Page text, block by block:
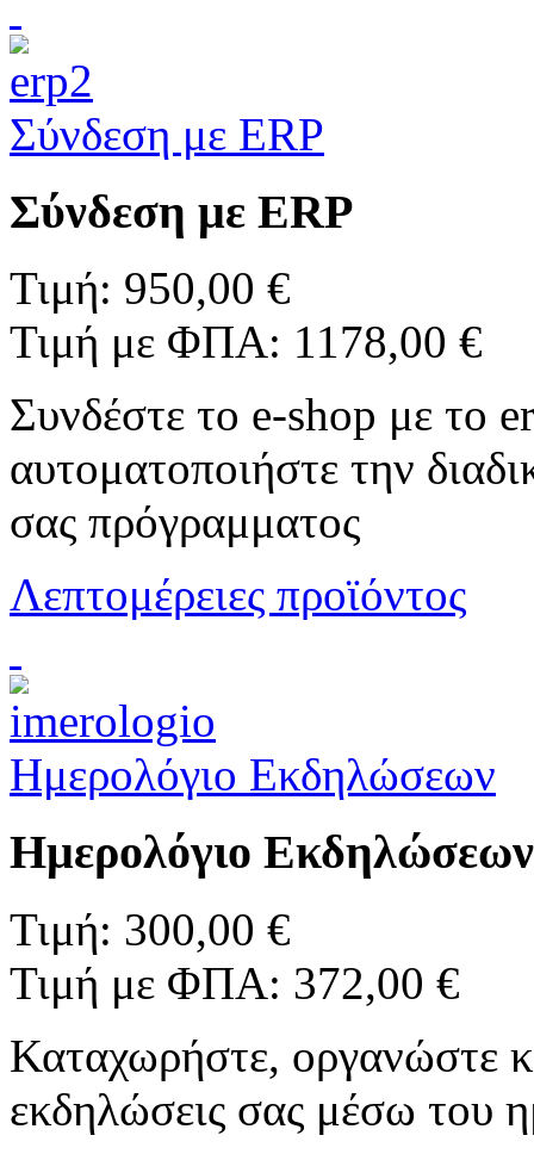
Σύνδεση με ERP
Σύνδεση με ERP
Τιμή: 950,00 €
Τιμή με ΦΠΑ: 1178,00 €
Συνδέστε το e-shop με το
αυτοματοποιήστε την
σας πρόγραμματος
Λεπτομέρειες προϊόντος
Ημερολόγιο Εκδηλώσεων
Ημερολόγιο Εκδηλώσεων
Τιμή: 300,00 €
Τιμή με ΦΠΑ: 372,00 €
Καταχωρήστε, οργανώστε
εκδηλώσεις σας μέσω του